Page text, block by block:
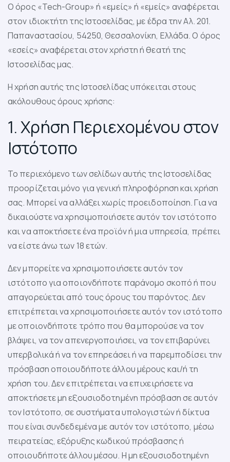
Ο όρος «Tech-Group» ή «εμείς» ή «εμείς» αναφέρεται
στον ιδιοκτήτη της Ιστοσελίδας, με έδρα την Αλ. 201.
Παπαναστασίου, 54250, Θεσσαλονίκη, Ελλάδα. Ο όρος
«εσείς» αναφέρεται στον χρήστη ή θεατή της
Ιστοσελίδας μας.
Η χρήση αυτής της Ιστοσελίδας υπόκειται στους
ακόλουθους όρους χρήσης:
1. Χρήση Περιεχομένου στον
Ιστότοπο
Το περιεχόμενο των σελίδων αυτής της Ιστοσελίδας
προορίζεται μόνο για γενική πληροφόρηση και χρήση
σας. Μπορεί να αλλάξει χωρίς προειδοποίηση. Για να
δικαιούστε να χρησιμοποιήσετε αυτόν τον ιστότοπο
και να αποκτήσετε ένα προϊόν ή μια υπηρεσία, πρέπει
να είστε άνω των 18 ετών.
Δεν μπορείτε να χρησιμοποιήσετε αυτόν τον
ιστότοπο για οποιονδήποτε παράνομο σκοπό ή που
απαγορεύεται από τους όρους του παρόντος. Δεν
επιτρέπεται να χρησιμοποιήσετε αυτόν τον ιστότοπο
με οποιονδήποτε τρόπο που θα μπορούσε να τον
βλάψει, να τον απενεργοποιήσει, να τον επιβαρύνει
υπερβολικά ή να τον επηρεάσει ή να παρεμποδίσει την
πρόσβαση οποιουδήποτε άλλου μέρους και/ή τη
χρήση του. Δεν επιτρέπεται να επιχειρήσετε να
αποκτήσετε μη εξουσιοδοτημένη πρόσβαση σε αυτόν
τον Ιστότοπο, σε συστήματα υπολογιστών ή δίκτυα
που είναι συνδεδεμένα με αυτόν τον ιστότοπο, μέσω
πειρατείας, εξόρυξης κωδικού πρόσβασης ή
οποιουδήποτε άλλου μέσου. Η μη εξουσιοδοτημένη